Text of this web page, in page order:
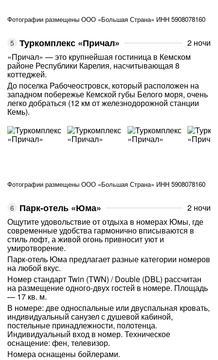
Фотографии размещены ООО «Большая Страна» ИНН 5908078160
Туркомплекс «Причал»
2 ночи
«Причал» — это крупнейшая гостиница в Кемском
районе Республики Карелия, насчитывающая 8
коттеджей.
До поселка Рабочеостровск, который расположен на
западном побережье Кемской губы Белого моря, очень
легко добраться (12 км от железнодорожной станции
Кемь).
Фотографии размещены ООО «Большая Страна» ИНН 5908078160
Парк-отель «Юма»
2 ночи
Ощутите удовольствие от отдыха в номерах Юмы, где
современные удобства гармонично вписываются в
стиль лофт, а живой огонь привносит уют и
умиротворение.
Парк-отель Юма предлагает разные категории номеров
на любой вкус.
Номер стандарт Twin (TWN) / Double (DBL) рассчитан
на размещение одного-двух гостей в номере. Площадь
— 17 кв. м.
В номере: две односпальные или двуспальная кровать,
индивидуальный санузел с душевой кабиной,
постельные принадлежности, полотенца.
Индивидуальный вход в номер. Техническое
оснащение: фен, телевизор.
Номера оснащены бойлерами.